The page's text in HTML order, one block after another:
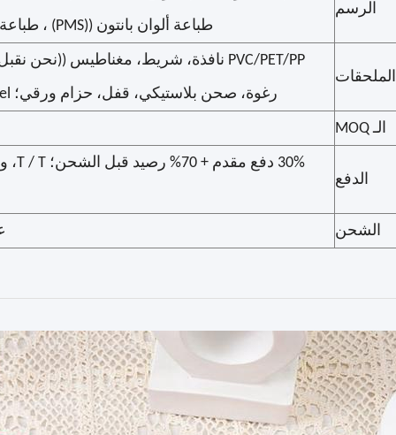
الرسم
طباعة ألوان بانتون ((PMS) ، طباعة الألوان المعدنية، طباعة الأفلام
الملحقات
رغوة، صحن بلاستيكي، قفل، حزام ورقي؛ Tassel، زر، سحاب، شارة معدنية
الـ MOQ
الدفع
الشحن